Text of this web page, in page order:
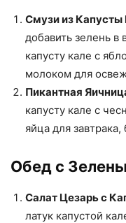
Смузи из Капусты
добавить зелень
капусту кале с
молоком для
Пикантная
капусту кале с
яйца для
Обед с
Салат Цезарь с
латук капустой